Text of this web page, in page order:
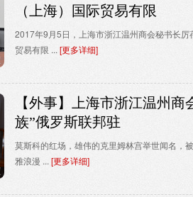
（上海）国际贸易有限
2017年9月5日，上海市浙江温州商会秘书长
贸易有限 ... [更多详细]
【外事】上海市浙江温州商
族”俄罗斯联邦驻
莫斯科的红场，雄伟的克里姆林宫举世闻名，
雅浪漫 ... [更多详细]